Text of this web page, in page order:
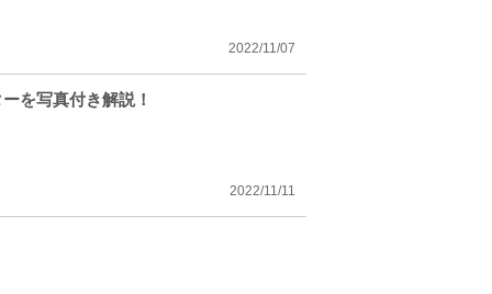
2022/11/07
を写真付き解説！
2022/11/11